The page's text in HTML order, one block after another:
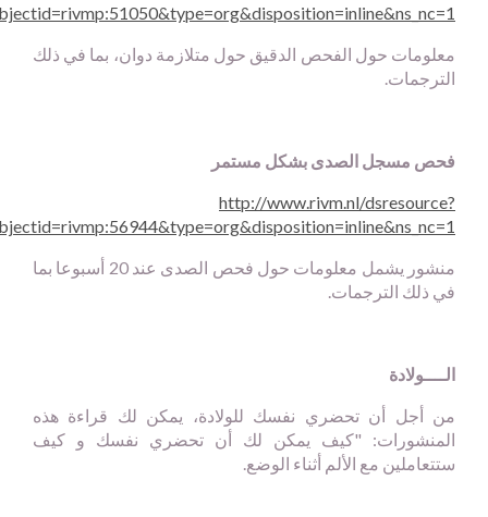
معلومات حول الفحص الدقيق حول متلازمة دوان، بما في ذلك
الترجمات.
فحص مسجل الصدى بشكل مستمر
http://www.rivm.nl/dsresource?
منشور يشمل معلومات حول فحص الصدى عند 20 أسبوعا بما
في ذلك الترجمات.
الــــولادة
من أجل أن تحضري نفسك للولادة، يمكن لك قراءة هذه
المنشورات: "كيف يمكن لك أن تحضري نفسك و كيف
ستتعاملين مع الألم أثناء الوضع.